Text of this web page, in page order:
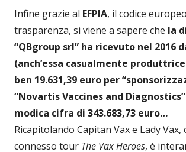
Infine grazie al EFPIA, il codice
trasparenza, si viene a sapere che la
“QBgroup srl” ha ricevuto nel 2016
(anch’essa casualmente
ben 19.631,39 euro per
“Novartis Vaccines and
modica cifra di 343.683,73 euro…
Ricapitolando Capitan Vax e Lady Vax,
connesso tour The Vax Heroes, è